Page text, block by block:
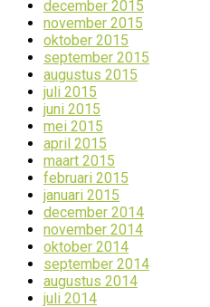
december 2015
november 2015
oktober 2015
september 2015
augustus 2015
juli 2015
juni 2015
mei 2015
april 2015
maart 2015
februari 2015
januari 2015
december 2014
november 2014
oktober 2014
september 2014
augustus 2014
juli 2014